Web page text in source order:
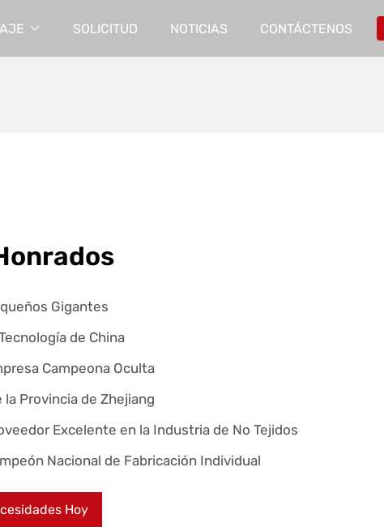
SOLICITUD NOTICIAS CONTÁCTENOS
Gigantes
de China
Campeona Oculta
la Provincia de Zhejiang
Excelente en la Industria de No Tejidos
Nacional de Fabricación Individual
Hoy